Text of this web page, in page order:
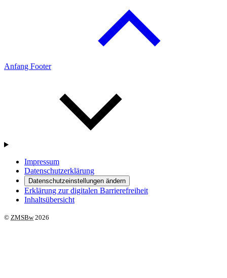
Anfang Footer
Impressum
Datenschutzerklärung
Datenschutzeinstellungen ändern
Erklärung zur digitalen Barrierefreiheit
Inhaltsübersicht
© ZMSBw2026